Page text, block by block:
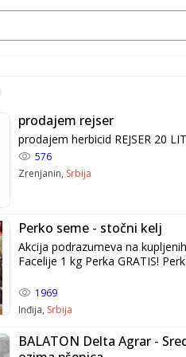
prodajem rejser
prodajem herbicid REJSER 20
576
Zrenjanin, Srbija
Perko seme - stočni kelj
Akcija podrazumeva na
Facelije 1 kg Perka GRATIS!
krmna vrsta koja je stvorena
repice i kineskog kupusa. Značajna je krmna vrsta
po tome što stiže najranije u proleće (prva dekada
aprila) što predstavlja prvu
visokog sadržaja vode, poželjno ga je sejati blizu
1969
Inđija, Srbija
BALATON Delta Agrar -